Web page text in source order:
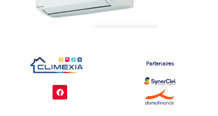
F
a
c
Partenaires